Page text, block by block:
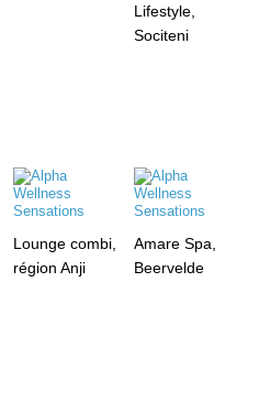
Lifestyle,
Sociteni
Lounge combi,
région Anji
Amare Spa,
Beervelde